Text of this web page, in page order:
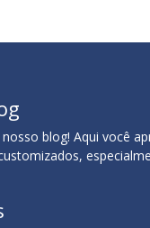
blog! Aqui você